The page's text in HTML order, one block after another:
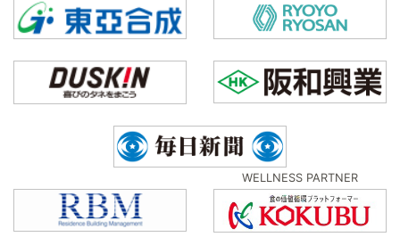
WELLNESS PARTNER